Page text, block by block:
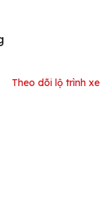
Theo dõi lộ trình xe